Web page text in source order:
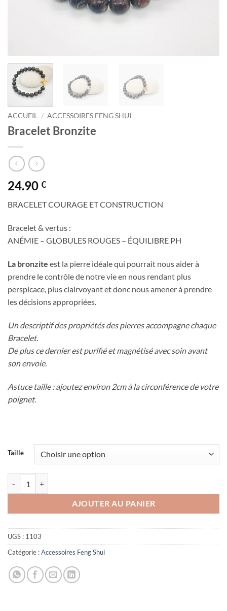
ACCUEIL / ACCESSOIRES FENG SHUI
Bracelet Bronzite
24.90 €
BRACELET COURAGE ET CONSTRUCTION
Bracelet & vertus :
ANÉMIE – GLOBULES ROUGES – ÉQUILIBRE PH
La bronzite est la pierre idéale qui pourrait nous aider à
prendre le contrôle de notre vie en nous rendant plus
perspicace, plus clairvoyant et donc nous amener à prendre
les décisions appropriées.
Un descriptif des propriétés des pierres accompagne chaque
Bracelet.
De plus ce dernier est purifié et magnétisé avec soin avant
son envoie.
Astuce taille : ajoutez environ 2cm à la circonférence de votre
poignet.
Taille
AJOUTER AU PANIER
UGS : 1103
Catégorie :Accessoires Feng Shui